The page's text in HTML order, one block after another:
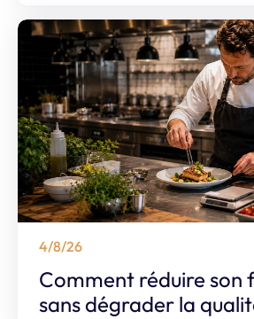
4/8/26
Comment réduire son
sans dégrader la